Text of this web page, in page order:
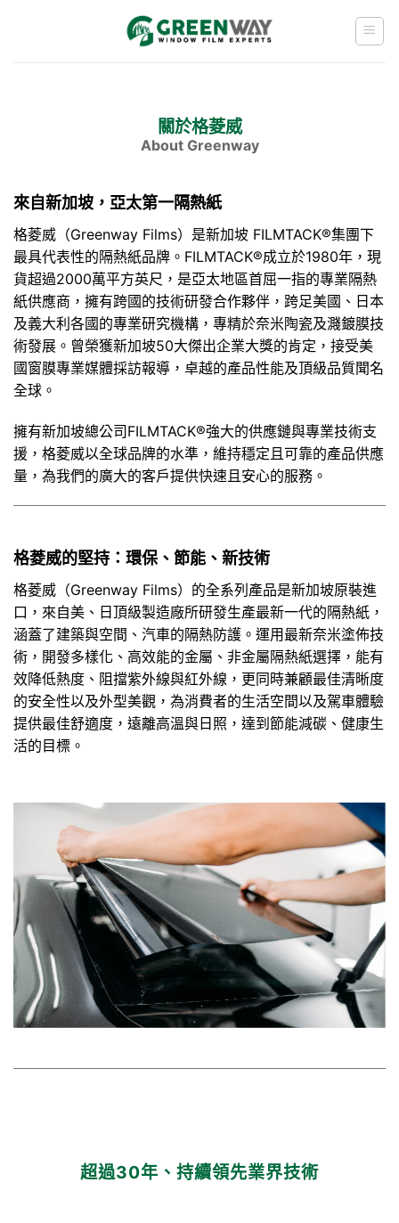
關於格菱威
About Greenway
來自新加坡，亞太第一隔熱紙
格菱威（Greenway Films）是新加坡 FILMTACK®集團下
最具代表性的隔熱紙品牌。FILMTACK®成立於1980年，現
貨超過2000萬平方英尺，是亞太地區首屈一指的專業隔熱
紙供應商，擁有跨國的技術研發合作夥伴，跨足美國、日本
及義大利各國的專業研究機構，專精於奈米陶瓷及濺鍍膜技
術發展。曾榮獲新加坡50大傑出企業大獎的肯定，接受美
國窗膜專業媒體採訪報導，卓越的產品性能及頂級品質聞名
全球。
擁有新加坡總公司FILMTACK®強大的供應鏈與專業技術支
援，格菱威以全球品牌的水準，維持穩定且可靠的產品供應
量，為我們的廣大的客戶提供快速且安心的服務。
格菱威的堅持：環保、節能、新技術
格菱威（Greenway Films）的全系列產品是新加坡原裝進
口，來自美、日頂級製造廠所研發生產最新一代的隔熱紙，
涵蓋了建築與空間、汽車的隔熱防護。運用最新奈米塗佈技
術，開發多樣化、高效能的金屬、非金屬隔熱紙選擇，能有
效降低熱度、阻擋紫外線與紅外線，更同時兼顧最佳清晰度
的安全性以及外型美觀，為消費者的生活空間以及駕車體驗
提供最佳舒適度，遠離高溫與日照，達到節能減碳、健康生
活的目標。
超過30年、持續領先業界技術